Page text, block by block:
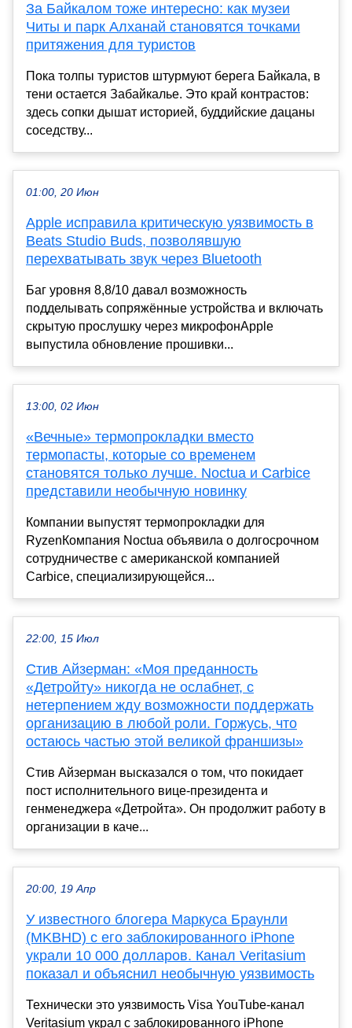
За Байкалом тоже интересно: как музеи
Читы и парк Алханай становятся точками
притяжения для туристов
Пока толпы туристов штурмуют берега Байкала, в
тени остается Забайкалье. Это край контрастов:
здесь сопки дышат историей, буддийские дацаны
соседству...
01:00, 20 Июн
Apple исправила критическую уязвимость в
Beats Studio Buds, позволявшую
перехватывать звук через Bluetooth
Баг уровня 8,8/10 давал возможность
подделывать сопряжённые устройства и включать
скрытую прослушку через микрофонApple
выпустила обновление прошивки...
13:00, 02 Июн
«Вечные» термопрокладки вместо
термопасты, которые со временем
становятся только лучше. Noctua и Carbice
представили необычную новинку
Компании выпустят термопрокладки для
RyzenКомпания Noctua объявила о долгосрочном
сотрудничестве с американской компанией
Carbice, специализирующейся...
22:00, 15 Июл
Стив Айзерман: «Моя преданность
«Детройту» никогда не ослабнет, с
нетерпением жду возможности поддержать
организацию в любой роли. Горжусь, что
остаюсь частью этой великой франшизы»
Стив Айзерман высказался о том, что покидает
пост исполнительного вице-президента и
генменеджера «Детройта». Он продолжит работу в
организации в каче...
20:00, 19 Апр
У известного блогера Маркуса Браунли
(MKBHD) с его заблокированного iPhone
украли 10 000 долларов. Канал Veritasium
показал и объяснил необычную уязвимость
Технически это уязвимость Visa YouTube-канал
Veritasium украл с заблокированного iPhone